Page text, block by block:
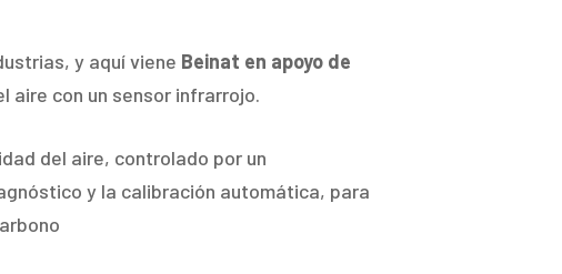
y aquí viene Beinat en apoyo de
aire con un sensor infrarrojo.
del aire, controlado por un
y la calibración automática, para